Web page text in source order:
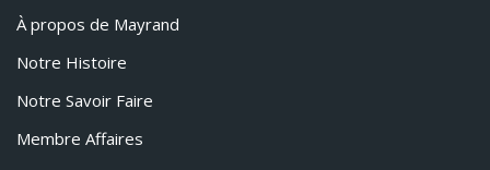
À propos de Mayrand
Notre Histoire
Notre Savoir Faire
Membre Affaires